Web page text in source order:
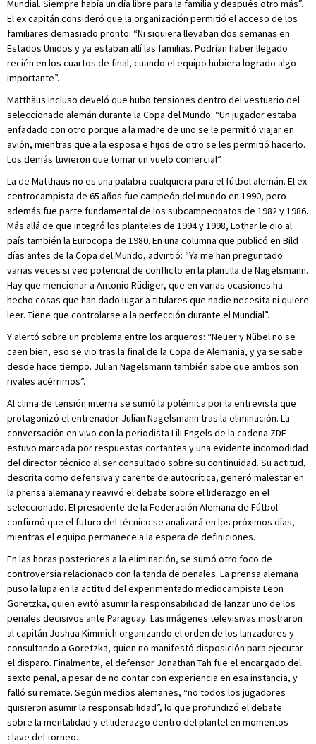
Mundial. Siempre había un día libre para la familia y después otro más”.
El ex capitán consideró que la organización permitió el acceso de los
familiares demasiado pronto: “Ni siquiera llevaban dos semanas en
Estados Unidos y ya estaban allí las familias. Podrían haber llegado
recién en los cuartos de final, cuando el equipo hubiera logrado algo
importante”.
Matthäus incluso develó que hubo tensiones dentro del vestuario del
seleccionado alemán durante la Copa del Mundo: “Un jugador estaba
enfadado con otro porque a la madre de uno se le permitió viajar en
avión, mientras que a la esposa e hijos de otro se les permitió hacerlo.
Los demás tuvieron que tomar un vuelo comercial”.
La de Matthäus no es una palabra cualquiera para el fútbol alemán. El ex
centrocampista de 65 años fue campeón del mundo en 1990, pero
además fue parte fundamental de los subcampeonatos de 1982 y 1986.
Más allá de que integró los planteles de 1994 y 1998, Lothar le dio al
país también la Eurocopa de 1980. En una columna que publicó en Bild
días antes de la Copa del Mundo, advirtió: “Ya me han preguntado
varias veces si veo potencial de conflicto en la plantilla de Nagelsmann.
Hay que mencionar a Antonio Rüdiger, que en varias ocasiones ha
hecho cosas que han dado lugar a titulares que nadie necesita ni quiere
leer. Tiene que controlarse a la perfección durante el Mundial”.
Y alertó sobre un problema entre los arqueros: “Neuer y Nübel no se
caen bien, eso se vio tras la final de la Copa de Alemania, y ya se sabe
desde hace tiempo. Julian Nagelsmann también sabe que ambos son
rivales acérrimos”.
Al clima de tensión interna se sumó la polémica por la entrevista que
protagonizó el entrenador Julian Nagelsmann tras la eliminación. La
conversación en vivo con la periodista Lili Engels de la cadena ZDF
estuvo marcada por respuestas cortantes y una evidente incomodidad
del director técnico al ser consultado sobre su continuidad. Su actitud,
descrita como defensiva y carente de autocrítica, generó malestar en
la prensa alemana y reavivó el debate sobre el liderazgo en el
seleccionado. El presidente de la Federación Alemana de Fútbol
confirmó que el futuro del técnico se analizará en los próximos días,
mientras el equipo permanece a la espera de definiciones.
En las horas posteriores a la eliminación, se sumó otro foco de
controversia relacionado con la tanda de penales. La prensa alemana
puso la lupa en la actitud del experimentado mediocampista Leon
Goretzka, quien evitó asumir la responsabilidad de lanzar uno de los
penales decisivos ante Paraguay. Las imágenes televisivas mostraron
al capitán Joshua Kimmich organizando el orden de los lanzadores y
consultando a Goretzka, quien no manifestó disposición para ejecutar
el disparo. Finalmente, el defensor Jonathan Tah fue el encargado del
sexto penal, a pesar de no contar con experiencia en esa instancia, y
falló su remate. Según medios alemanes, “no todos los jugadores
quisieron asumir la responsabilidad”, lo que profundizó el debate
sobre la mentalidad y el liderazgo dentro del plantel en momentos
clave del torneo.